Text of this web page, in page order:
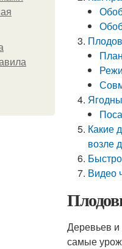
Какие
возле
Видео
Деревьев и
самые